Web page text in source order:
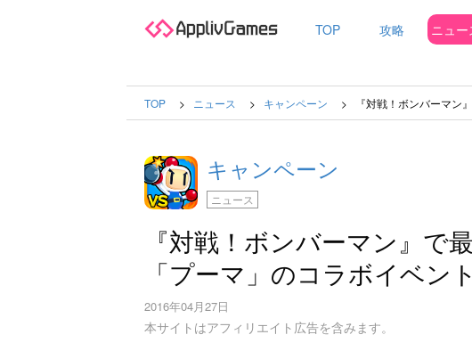
TOP 攻略 ニュー
TOP ニュース キャンペーン 『対戦！ボンバーマン
キャンペーン
ニュース
『対戦！ボンバーマン』で
「プーマ」のコラボイベン
2016年04月27日
本サイトはアフィリエイト広告を含みます。